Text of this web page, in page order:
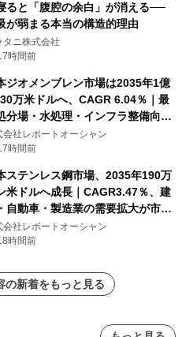
ると「腹腔の余白」が消える──
が弱まる本当の構造的理由
タニ株式会社
時間前
ジオメンブレン市場は2035年1億
万米ドルへ、CAGR 6.04％｜最
分場・水処理・インフラ整備向け
拡大
会社レポートオーシャン
時間前
ステンレス鋼市場、2035年190万
米ドルへ成長｜CAGR3.47％、建
自動車・製造業の需要拡大が市場
引
会社レポートオーシャン
時間前
の新着をもっと見る